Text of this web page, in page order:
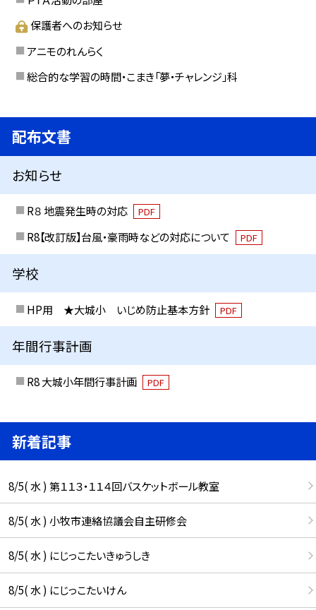
保護者へのお知らせ
アニモのれんらく
総合的な学習の時間・こまき「夢・チャレンジ」科
配布文書
お知らせ
R８ 地震発生時の対応 PDF
R8【改訂版】台風・豪雨時などの対応について PDF
学校
HP用 ★大城小 いじめ防止基本方針 PDF
年間行事計画
R8 大城小年間行事計画 PDF
新着記事
8/5( 水 ) 第１１３・１１４回バスケットボール教室
8/5( 水 ) 小牧市連絡協議会自主研修会
8/5( 水 ) にじっこたいきゅうしき
8/5( 水 ) にじっこたいけん